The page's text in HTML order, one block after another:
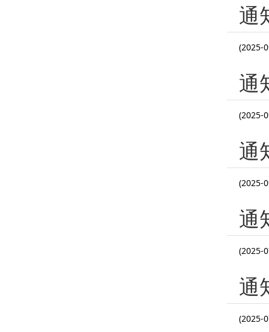
通
(2025-
通
(2025-
通
(2025-
通
(2025-
通
(2025-